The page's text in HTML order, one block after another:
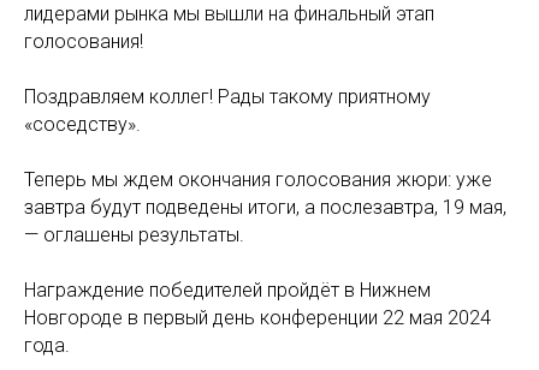
лидерами рынка мы вышли на финальный этап
голосования!
Поздравляем коллег! Рады такому приятному
«соседству».
Теперь мы ждем окончания голосования жюри: уже
завтра будут подведены итоги, а послезавтра, 19 мая,
— оглашены результаты.
Награждение победителей пройдёт в Нижнем
Новгороде в первый день конференции 22 мая 2024
года.